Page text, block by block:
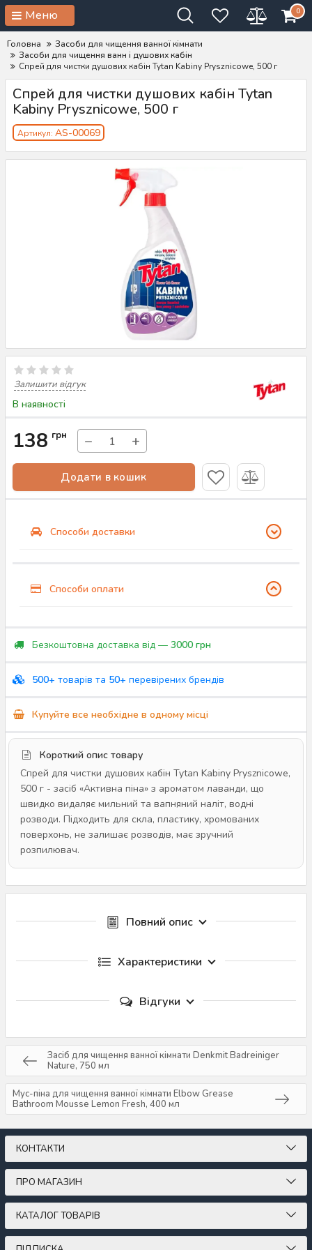
Меню 0
Головна
Засоби для чищення ванної кімнати
Засоби для чищення ванн і душових кабін
Спрей для чистки душових кабін Tytan Kabiny Prysznicowe, 500 г
Спрей для чистки душових кабін Tytan
Kabiny Prysznicowe, 500 г
Артикул: AS-00069
Залишити відгук
В наявності
138 грн − +
Додати в кошик
Способи доставки
Способи оплати
Безкоштовна доставка від — 3000 грн
500+ товарів та 50+ перевірених брендів
Купуйте все необхідне в одному місці
Короткий опис товару
Спрей для чистки душових кабін Tytan Kabiny Prysznicowe,
500 г - засіб «Активна піна» з ароматом лаванди, що
швидко видаляє мильний та вапняний наліт, водні
розводи. Підходить для скла, пластику, хромованих
поверхонь, не залишає розводів, має зручний
розпилювач.
Повний опис
Характеристики
Відгуки
Засіб для чищення ванної кімнати Denkmit Badreiniger
Nature, 750 мл
Мус-піна для чищення ванної кімнати Elbow Grease
Bathroom Mousse Lemon Fresh, 400 мл
КОНТАКТИ
ПРО МАГАЗИН
КАТАЛОГ ТОВАРІВ